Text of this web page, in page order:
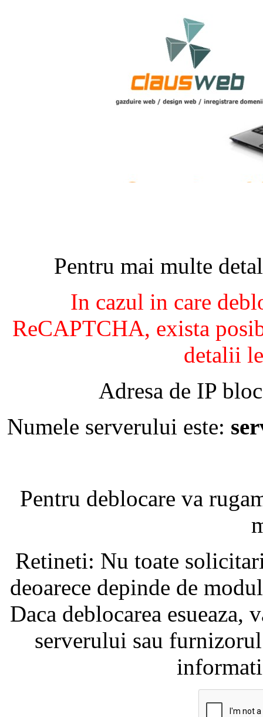
Pentru mai multe
In cazul in care
ReCAPTCHA, exista
detalii
Adresa de IP
Numele serverului este:
Pentru deblocare va
Retineti: Nu toate
deoarece depinde de
Daca deblocarea
serverului sau